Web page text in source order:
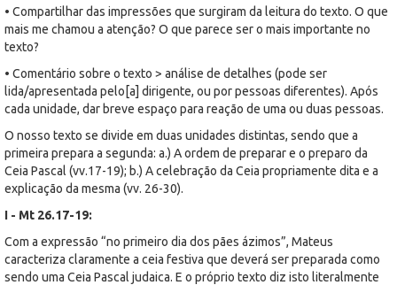
• Compartilhar das impressões que surgiram da leitura do texto. O que
mais me chamou a atenção? O que parece ser o mais importante no
texto?
• Comentário sobre o texto > análise de detalhes (pode ser
lida/apresentada pelo[a] dirigente, ou por pessoas diferentes). Após
cada unidade, dar breve espaço para reação de uma ou duas pessoas.
O nosso texto se divide em duas unidades distintas, sendo que a
primeira prepara a segunda: a.) A ordem de preparar e o preparo da
Ceia Pascal (vv.17-19); b.) A celebração da Ceia propriamente dita e a
explicação da mesma (vv. 26-30).
I - Mt 26.17-19:
Com a expressão “no primeiro dia dos pães ázimos”, Mateus
caracteriza claramente a ceia festiva que deverá ser preparada como
sendo uma Ceia Pascal judaica. E o próprio texto diz isto literalmente